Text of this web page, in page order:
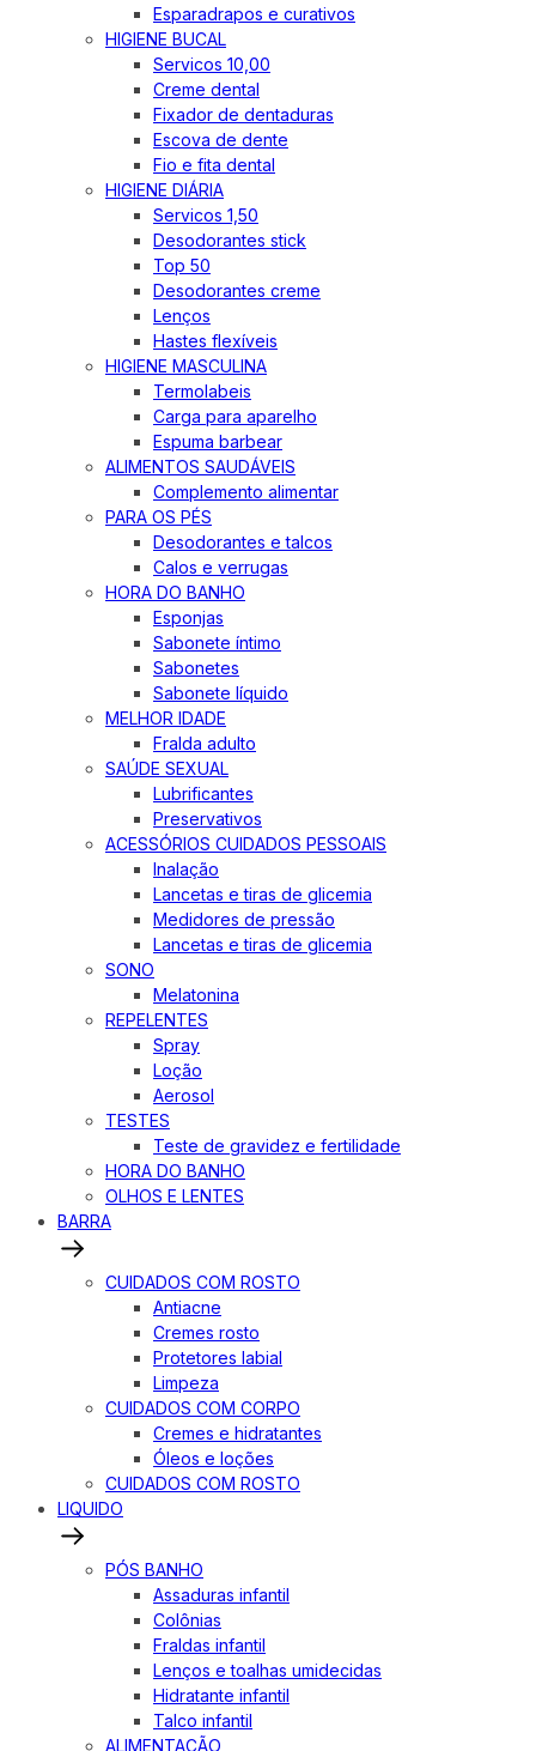
Esparadrapos e curativos
HIGIENE BUCAL
Servicos 10,00
Creme dental
Fixador de dentaduras
Escova de dente
Fio e fita dental
HIGIENE DIÁRIA
Servicos 1,50
Desodorantes stick
Top 50
Desodorantes creme
Lenços
Hastes flexíveis
HIGIENE MASCULINA
Termolabeis
Carga para aparelho
Espuma barbear
ALIMENTOS SAUDÁVEIS
Complemento alimentar
PARA OS PÉS
Desodorantes e talcos
Calos e verrugas
HORA DO BANHO
Esponjas
Sabonete íntimo
Sabonetes
Sabonete líquido
MELHOR IDADE
Fralda adulto
SAÚDE SEXUAL
Lubrificantes
Preservativos
ACESSÓRIOS CUIDADOS PESSOAIS
Inalação
Lancetas e tiras de glicemia
Medidores de pressão
Lancetas e tiras de glicemia
SONO
Melatonina
REPELENTES
Spray
Loção
Aerosol
TESTES
Teste de gravidez e fertilidade
HORA DO BANHO
OLHOS E LENTES
BARRA
CUIDADOS COM ROSTO
Antiacne
Cremes rosto
Protetores labial
Limpeza
CUIDADOS COM CORPO
Cremes e hidratantes
Óleos e loções
CUIDADOS COM ROSTO
LIQUIDO
PÓS BANHO
Assaduras infantil
Colônias
Fraldas infantil
Lenços e toalhas umidecidas
Hidratante infantil
Talco infantil
ALIMENTAÇÃO